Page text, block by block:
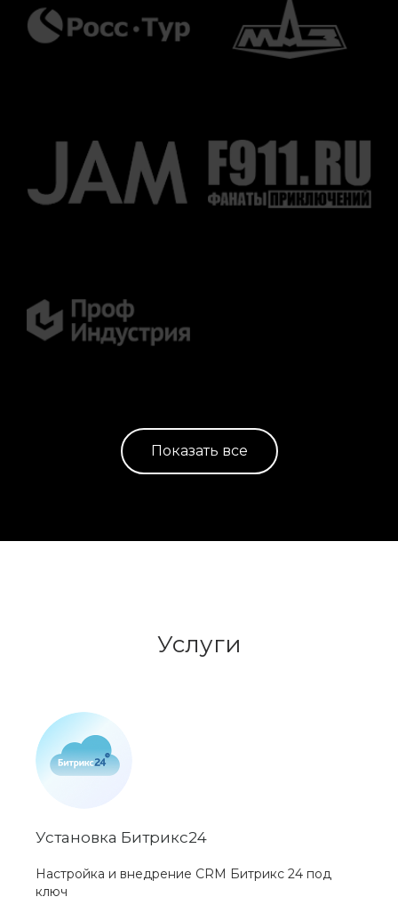
Показать все
Услуги
Установка Битрикс24
Настройка и внедрение CRM Битрикс 24 под
ключ